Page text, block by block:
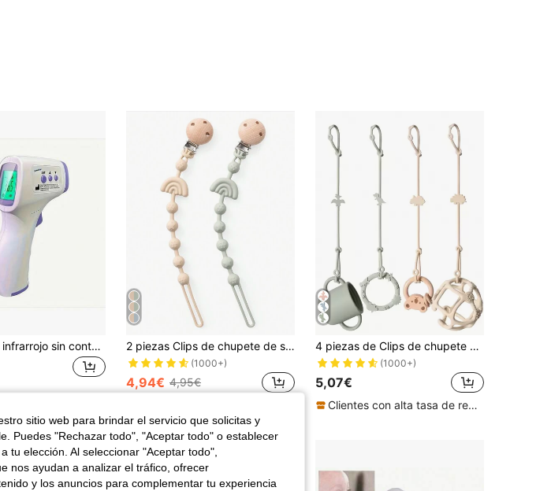
Termómetro infrarrojo sin contacto MAMIJOY con pantalla LED grande (baterías no incluidas), ideal como regalo de Acción de Gracias 2 piezas Clips de chupete de silicona para bebé, cadena de dentición para masticar clips de chupete para bebé, accesorios de soporte de chupete para bebé
(1000+)
4,94€ 4,95€
4 piezas de Clips de chupete de silicona con diseño de dinosaurio de dibujos animados, ajustables y anti-pérdida, Clips de chupete de silicona para bebé para cochecito
(1000+)
5,07€
Clientes con alta tasa de repetición
sitio web para brindar el servicio que solicitas y
Puedes "Rechazar todo", "Aceptar todo" o establecer
tu elección. Al seleccionar "Aceptar todo",
nos ayudan a analizar el tráfico, ofrecer
y los anuncios para complementar tu experiencia